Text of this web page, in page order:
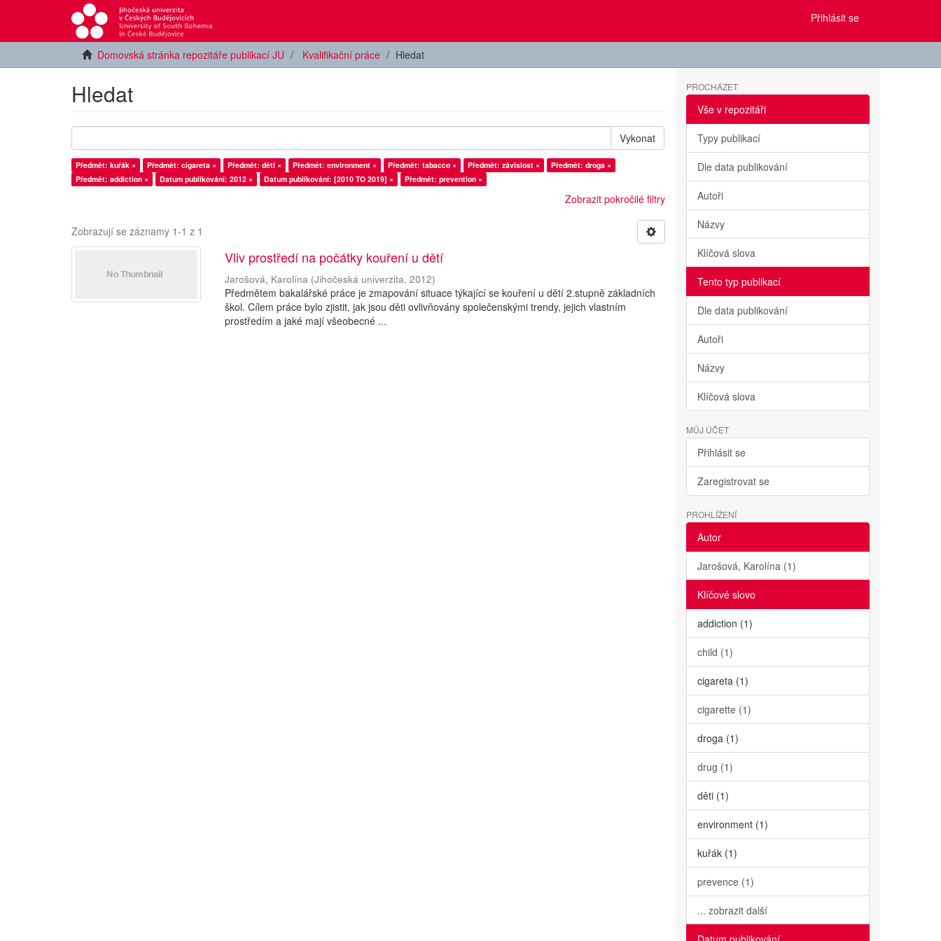
Přihlásit se
Domovská stránka repozitáře publikací JU Kvalifikační práce Hledat
Hledat
Vykonat
Předmět: kuřák × Předmět: cigareta × Předmět: děti × Předmět: environment × Předmět: tabacco × Předmět: závislost ×
Předmět: droga ×
Předmět: addiction ×
Datum publikování: 2012 × Datum publikování: [2010 TO 2019] × Předmět: prevention ×
Zobrazit pokročilé filtry
Zobrazují se záznamy 1-1 z 1
Vliv prostředí na počátky kouření u dětí
Jarošová, Karolína (Jihočeská univerzita,2012)
Předmětem bakalářské práce je zmapování situace týkající se kouření u dětí 2.stupně základních
škol. Cílem práce bylo zjistit, jak jsou děti ovlivňovány společenskými trendy, jejich vlastním
prostředím a jaké mají všeobecné ...
PROCHÁZET
Vše v repozitáři
Typy publikací
Dle data publikování
Autoři
Názvy
Klíčová slova
Tento typ publikací
Dle data publikování
Autoři
Názvy
Klíčová slova
MŮJ ÚČET
Přihlásit se
Zaregistrovat se
PROHLÍŽENÍ
Autor
Jarošová, Karolína (1)
Klíčové slovo
addiction (1)
child (1)
cigareta (1)
cigarette (1)
droga (1)
drug (1)
děti (1)
environment (1)
kuřák (1)
prevence (1)
... zobrazit další